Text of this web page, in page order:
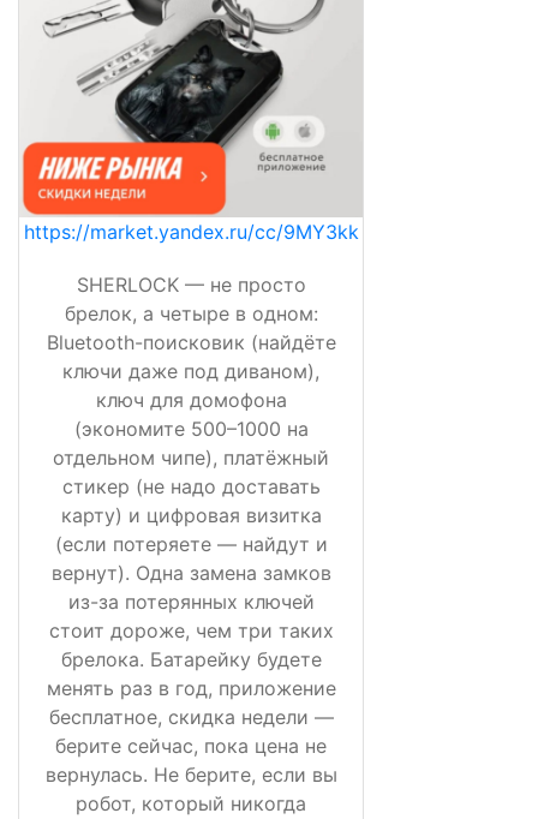
https://market.yandex.ru/cc/9MY3kk
SHERLOCK — не просто
брелок, а четыре в одном:
Bluetooth-поисковик (найдёте
ключи даже под диваном),
ключ для домофона
(экономите 500–1000 на
отдельном чипе), платёжный
стикер (не надо доставать
карту) и цифровая визитка
(если потеряете — найдут и
вернут). Одна замена замков
из-за потерянных ключей
стоит дороже, чем три таких
брелока. Батарейку будете
менять раз в год, приложение
бесплатное, скидка недели —
берите сейчас, пока цена не
вернулась. Не берите, если вы
робот, который никогда